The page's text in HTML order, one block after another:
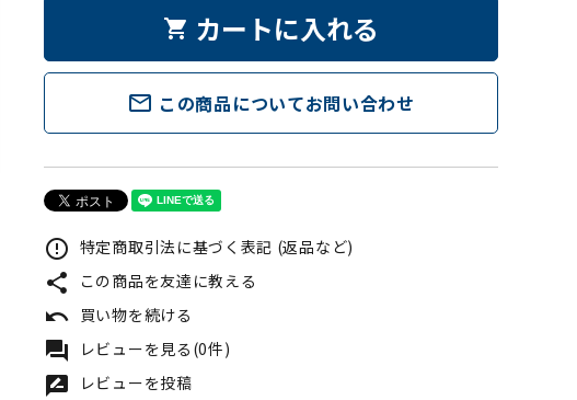
shopping_cart カートに入れる
mail_outline この商品についてお問い合わせ
error_outline 特定商取引法に基づく表記 (返品など)
share この商品を友達に教える
undo 買い物を続ける
forum レビューを見る(0件)
rate_review レビューを投稿